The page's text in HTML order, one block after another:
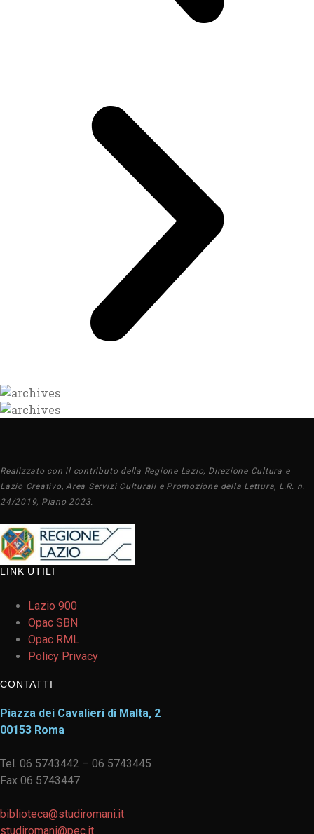
Realizzato con il contributo della Regione Lazio, Direzione Cultura e
Lazio Creativo, Area Servizi Culturali e Promozione della Lettura, L.R. n.
24/2019, Piano 2023.
LINK UTILI
Lazio 900
Opac SBN
Opac RML
Policy Privacy
CONTATTI
Piazza dei Cavalieri di Malta, 2
00153 Roma
Tel. 06 5743442 – 06 5743445
Fax 06 5743447
biblioteca@studiromani.it
studiromani@pec.it